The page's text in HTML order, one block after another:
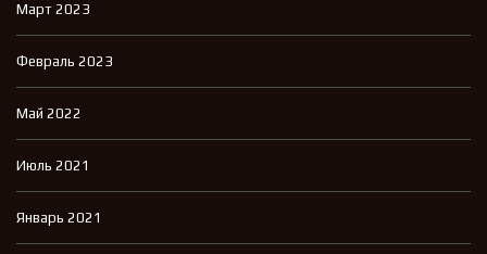
Март 2023
Февраль 2023
Май 2022
Июль 2021
Январь 2021